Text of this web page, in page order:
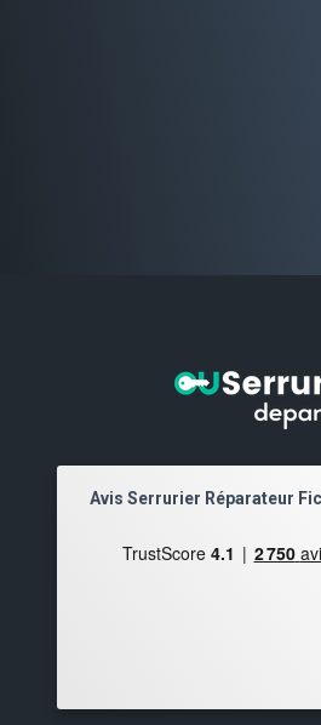
Avis Serrurier Réparateur